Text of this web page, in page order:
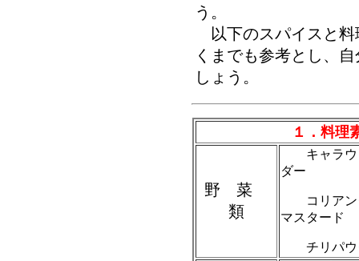
う。
以下のスパイスと料
くまでも参考とし、
しょう。
１．料理
野 菜
類
キャラ
ダー
コリア
マスタード
チリパウ